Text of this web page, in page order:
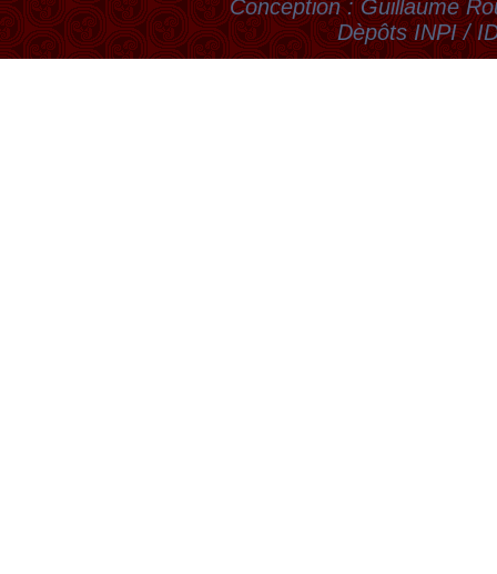
Conception : Guillaume
Dèpôts INPI /